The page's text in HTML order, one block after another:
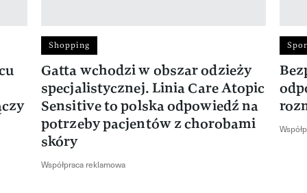
Shopping
Gatta wchodzi w obszar odzieży
specjalistycznej. Linia Care Atopic
Sensitive to polska odpowiedź na
potrzeby pacjentów z chorobami
skóry
Współpraca reklamowa